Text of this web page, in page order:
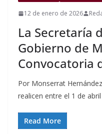
12 de enero de 2026
La Secretaría
Gobierno de
Convocatoria
Por Monserrat
realicen entre el 1 de
Read More